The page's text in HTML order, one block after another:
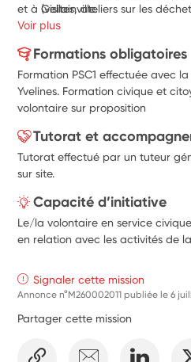
(visites, ateliers sur les
en place la possibilité du
et à Gellainville.
Voir plus
Formations obligatoires
Formation PSC1 effectuée avec
Yvelines. Formation civique et
volontaire sur proposition
Tutorat et
Tutorat effectué par un tuteur
sur site.
Capacité d’initiative
Le/la volontaire en service
en relation avec les activités de
Signaler cette mission
Annonce n°M260002011 publiée le6
Partager cette mission